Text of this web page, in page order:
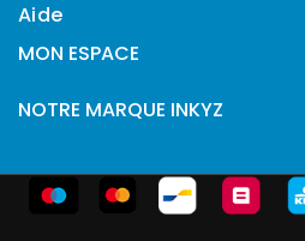
Aide
MON ESPACE
NOTRE MARQUE INKYZ